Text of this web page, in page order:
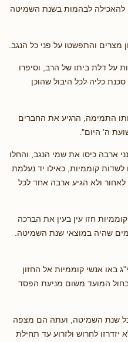
להאכילה לבהמות בשנת השמיטה
מצרים והתפשטו על פני כל הנגב.
על דלת ביתו של הרב, וסיפרו
כליה לכל היבול שהוכן
התמימה, הרגיע את החברים
ה’ היום".
ארבה כיסו את שמי הנגב, והחלו
קוממיות, כאילו יד נעלמת
ולא הגיע ארבה אחד לכל
חזו עין בעין את הברכה
שהיה במוצאי שנת השמיטה.
באו אנשי קוממיות אל החזון
המועד משום מניעת הפסד
שנת השמיטה, ועתה הם מצפה
יזדרזו לחרוש ולזרוע עד תחילת